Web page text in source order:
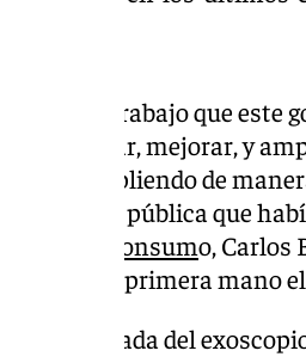
unen al trabajo que este
para sanear, mejorar, y
cumpliendo de
la sanidad pública que
Salud y Consumo, Carlos
conocer de primera mano
la llegada del